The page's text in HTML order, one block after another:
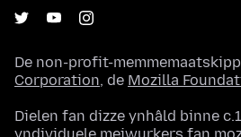
De non-profit-
Corporation, de Mozilla
Dielen fan dizze ynhâld binne